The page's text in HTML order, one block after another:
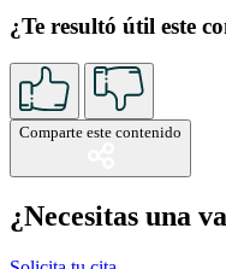
¿Te resultó útil este
Comparte este contenido
¿Necesitas una